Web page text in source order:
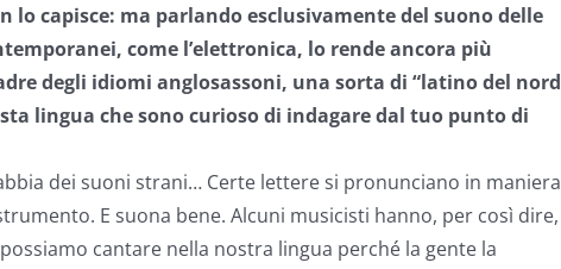
capisce: ma parlando esclusivamente del suono delle
come l’elettronica, lo rende ancora più
degli idiomi anglosassoni, una sorta di “latino del nord
lingua che sono curioso di indagare dal tuo punto di
dei suoni strani… Certe lettere si pronunciano in maniera
E suona bene. Alcuni musicisti hanno, per così dire,
cantare nella nostra lingua perché la gente la